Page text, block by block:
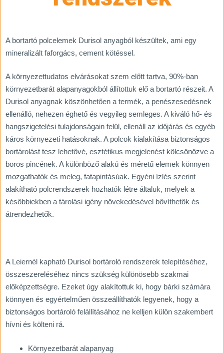
A bortartó polcelemek Durisol anyagból készültek, ami egy
mineralizált faforgács, cement kötéssel.
A környezettudatos elvárásokat szem előtt tartva, 90%-ban
környezetbarát alapanyagokból állítottuk elő a bortartó részeit. A
Durisol anyagnak köszönhetően a termék, a penészesedésnek
ellenálló, nehezen éghető és vegyileg semleges. A kiváló hő- és
hangszigetelési tulajdonságain felül, ellenáll az időjárás és egyéb
káros környezeti hatásoknak. A polcok kialakítása biztonságos
bortárolást tesz lehetővé, esztétikus megjelenést kölcsönözve a
boros pincének. A különböző alakú és méretű elemek könnyen
mozgathatók és meleg, fatapintásúak. Egyéni ízlés szerint
alakítható polcrendszerek hozhatók létre általuk, melyek a
későbbiekben a tárolási igény növekedésével bővíthetők és
átrendezhetők.
A Leiernél kapható Durisol bortároló rendszerek telepítéséhez,
összeszereléséhez nincs szükség különösebb szakmai
előképzettségre. Ezeket úgy alakítottuk ki, hogy bárki számára
könnyen és egyértelműen összeállíthatók legyenek, hogy a
biztonságos bortároló felállításához ne kelljen külön szakembert
hívni és költeni rá.
Környezetbarát alapanyag